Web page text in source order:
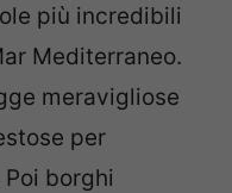
più incredibili
Mediterraneo.
meravigliose
per
borghi